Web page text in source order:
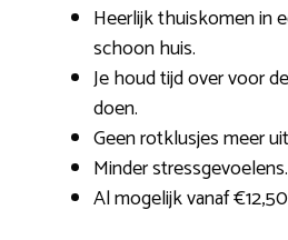
Heerlijk thuiskomen in
schoon huis.
Je houd tijd over voor
doen.
Geen rotklusjes meer
Minder stressgevoelens.
Al mogelijk vanaf